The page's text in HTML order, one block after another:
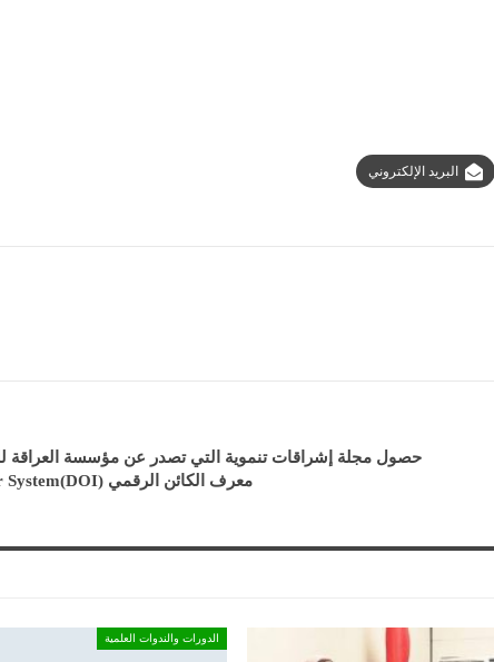
البريد الإلكتروني
حصول مجلة إشراقات تنموية التي تصدر عن مؤسسة العراقة
معرف الكائن الرقمي (Digital Object Identifier System(DOI
الدورات والندوات العلمية